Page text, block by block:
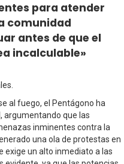
para atender
comunidad
antes de que el
incalculable»
al fuego, el Pentágono ha
argumentando que las
inminentes contra la
una ola de protestas en
exige un alto inmediato a las